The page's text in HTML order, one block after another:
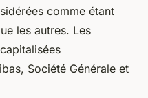
comme étant
les autres. Les
Société Générale et